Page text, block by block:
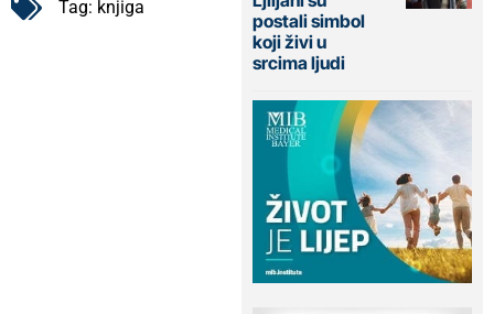
Tag: knjiga
postali simbol
koji živi u
srcima ljudi